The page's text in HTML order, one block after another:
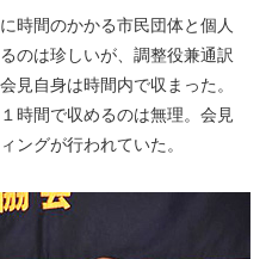
時間のかかる市民団体と個人
のは珍しいが、調整役兼通訳
見自身は時間内で収まった。
時間で収めるのは無理。会見
ングが行われていた。